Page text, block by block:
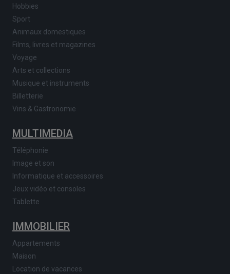
Hobbies
Sport
Animaux domestiques
Films, livres et magazines
Voyage
Arts et collections
Musique et instruments
Billetterie
Vins & Gastronomie
MULTIMEDIA
Téléphonie
Image et son
Informatique et accessoires
Jeux vidéo et consoles
Tablette
IMMOBILIER
Appartements
Maison
Location de vacances